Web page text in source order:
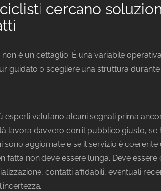
cercano
è un dettaglio. È una variabile
guidato o scegliere una struttura
esperti valutano alcuni segnali prima
lavora davvero con il pubblico giusto, se
sono aggiornate e se il servizio è coerente
fatta non deve essere lunga. Deve essere
contatti affidabili, eventuali